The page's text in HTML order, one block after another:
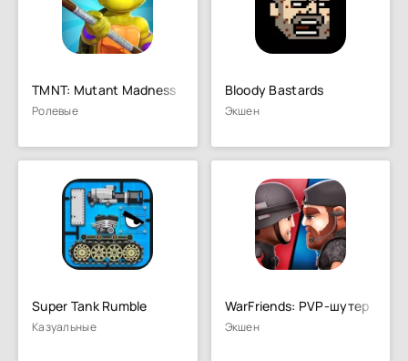
TMNT: Mutant Madness
Ролевые
Bloody Bastards
Экшен
Super Tank Rumble
Казуальные
WarFriends: PVP-шутер
Экшен